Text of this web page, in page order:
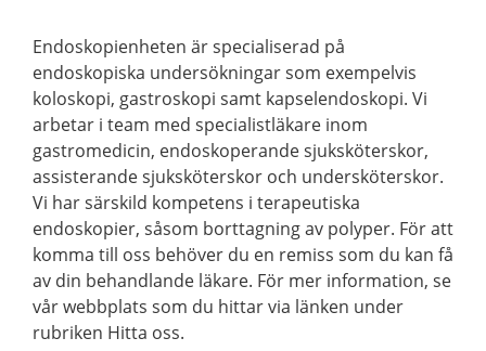
Endoskopienheten är specialiserad på
endoskopiska undersökningar som exempelvis
koloskopi, gastroskopi samt kapselendoskopi. Vi
arbetar i team med specialistläkare inom
gastromedicin, endoskoperande sjuksköterskor,
assisterande sjuksköterskor och undersköterskor.
Vi har särskild kompetens i terapeutiska
endoskopier, såsom borttagning av polyper. För att
komma till oss behöver du en remiss som du kan få
av din behandlande läkare. För mer information, se
vår webbplats som du hittar via länken under
rubriken Hitta oss.